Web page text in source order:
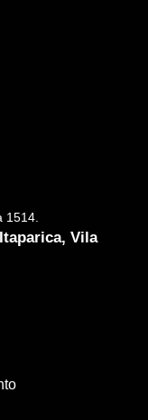
1514.
Vila